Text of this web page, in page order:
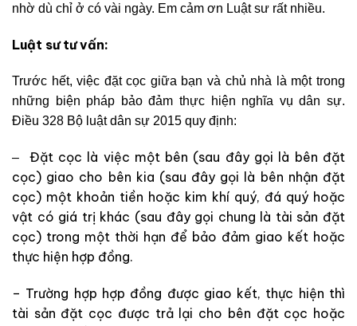
nhờ dù chỉ ở có vài ngày. Em cảm ơn Luật sư rất nhiều.
Luật sư tư vấn:
Trước hết, việc đặt cọc giữa bạn và chủ nhà là một trong
những biện pháp bảo đảm thực hiện nghĩa vụ dân sự.
Điều 328 Bộ luật dân sự 2015 quy định:
–
Đặt cọc là việc một bên (sau đây gọi là bên đặt
cọc) giao cho bên kia (sau đây gọi là bên nhận đặt
cọc) một khoản tiền hoặc kim khí quý, đá quý hoặc
vật có giá trị khác (sau đây gọi chung là tài sản đặt
cọc) trong một thời hạn để bảo đảm giao kết hoặc
thực hiện hợp đồng.
– Trường hợp hợp đồng được giao kết, thực hiện thì
tài sản đặt cọc được trả lại cho bên đặt cọc hoặc